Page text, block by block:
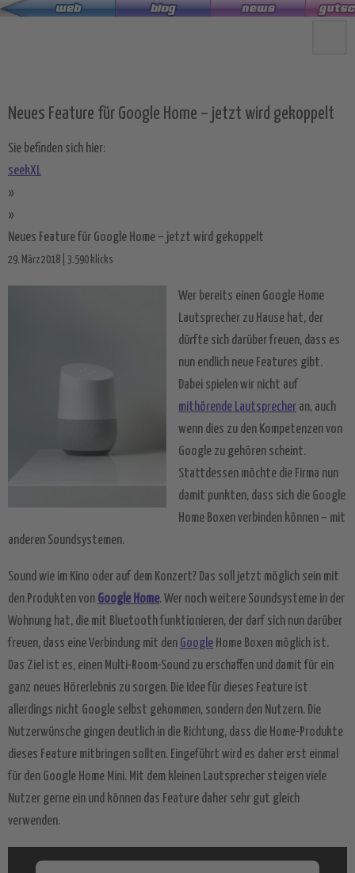
Zum
Neues Feature für Google Home – jetzt wird gekoppelt
Sie befinden sich hier:
seekXL
»
»
Neues Feature für Google Home – jetzt wird gekoppelt
29. März 2018 | 3.590 klicks
Wer bereits einen Google Home
Lautsprecher zu Hause hat, der
dürfte sich darüber freuen, dass es
nun endlich neue Features gibt.
Dabei spielen wir nicht auf
mithörende Lautsprecher an, auch
wenn dies zu den Kompetenzen von
Google zu gehören scheint.
Stattdessen möchte die Firma nun
damit punkten, dass sich die Google
Home Boxen verbinden können – mit
anderen Soundsystemen.
Sound wie im Kino oder auf dem Konzert? Das soll jetzt möglich sein mit
den Produkten von Google Home. Wer noch weitere Soundsysteme in der
Wohnung hat, die mit Bluetooth funktionieren, der darf sich nun darüber
freuen, dass eine Verbindung mit den Google Home Boxen möglich ist.
Das Ziel ist es, einen Multi-Room-Sound zu erschaffen und damit für ein
ganz neues Hörerlebnis zu sorgen. Die Idee für dieses Feature ist
allerdings nicht Google selbst gekommen, sondern den Nutzern. Die
Nutzerwünsche gingen deutlich in die Richtung, dass die Home-Produkte
dieses Feature mitbringen sollten. Eingeführt wird es daher erst einmal
für den Google Home Mini. Mit dem kleinen Lautsprecher steigen viele
Nutzer gerne ein und können das Feature daher sehr gut gleich
verwenden.